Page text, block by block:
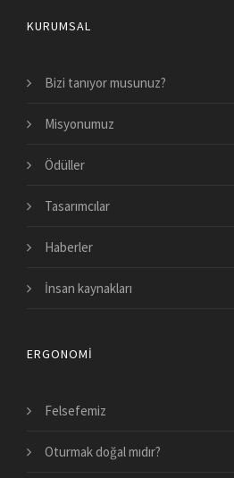
KURUMSAL
Bizi tanıyor musunuz?
Misyonumuz
Ödüller
Tasarımcılar
Haberler
İnsan kaynakları
ERGONOMI
Felsefemiz
Oturmak doğal mıdır?